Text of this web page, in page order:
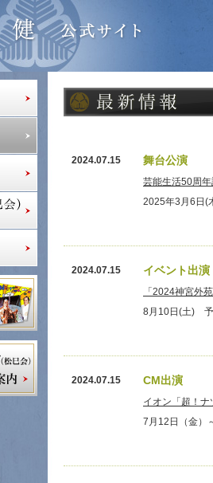
2024.07.15 舞台公演
芸能生活50周
2025年3月6日
2024.07.15 イベント出演
「2024神宮
8月10日(土)
2024.07.15 CM出演
イオン「超！ナ
7月12日（金）